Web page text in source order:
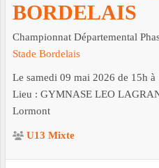
BORDELAIS
Championnat Départemental
Stade Bordelais
Le samedi 09 mai 2026 de 15h à
Lieu : GYMNASE LEO
Lormont
U13 Mixte